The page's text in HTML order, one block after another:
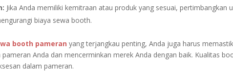
Jika Anda memiliki kemitraan atau produk yang sesuai, pertimbangkan
biaya sewa booth.
booth pameran yang terjangkau penting, Anda juga harus
Anda dan mencerminkan merek Anda dengan baik. Kualitas
dalam pameran.